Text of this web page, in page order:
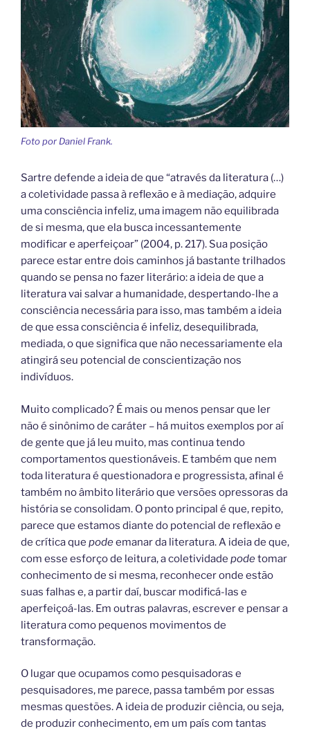
Foto por Daniel Frank.
Sartre defende a ideia de que “através da literatura (…)
a coletividade passa à reflexão e à mediação, adquire
uma consciência infeliz, uma imagem não equilibrada
de si mesma, que ela busca incessantemente
modificar e aperfeiçoar” (2004, p. 217). Sua posição
parece estar entre dois caminhos já bastante trilhados
quando se pensa no fazer literário: a ideia de que a
literatura vai salvar a humanidade, despertando-lhe a
consciência necessária para isso, mas também a ideia
de que essa consciência é infeliz, desequilibrada,
mediada, o que significa que não necessariamente ela
atingirá seu potencial de conscientização nos
indivíduos.
Muito complicado? É mais ou menos pensar que ler
não é sinônimo de caráter – há muitos exemplos por aí
de gente que já leu muito, mas continua tendo
comportamentos questionáveis. E também que nem
toda literatura é questionadora e progressista, afinal é
também no âmbito literário que versões opressoras da
história se consolidam. O ponto principal é que, repito,
parece que estamos diante do potencial de reflexão e
de crítica que podeemanar da literatura. A ideia de que,
com esse esforço de leitura, a coletividade podetomar
conhecimento de si mesma, reconhecer onde estão
suas falhas e, a partir daí, buscar modificá-las e
aperfeiçoá-las. Em outras palavras, escrever e pensar a
literatura como pequenos movimentos de
transformação.
O lugar que ocupamos como pesquisadoras e
pesquisadores, me parece, passa também por essas
mesmas questões. A ideia de produzir ciência, ou seja,
de produzir conhecimento, em um país com tantas